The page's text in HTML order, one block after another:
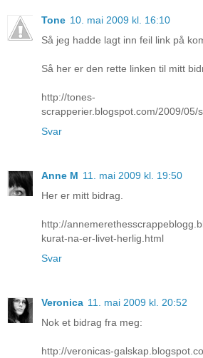
Tone 10. mai 2009 kl. 16:10
Så jeg hadde lagt inn feil link på
Så her er den rette linken til mitt
http://tones-
scrapperier.blogspot.com/2009/05/
Svar
Anne M 11. mai 2009 kl. 19:50
Her er mitt bidrag.
http://
kurat-na-er-livet-herlig.html
Svar
Veronica 11. mai 2009 kl. 20:52
Nok et bidrag fra meg:
http://veronicas-